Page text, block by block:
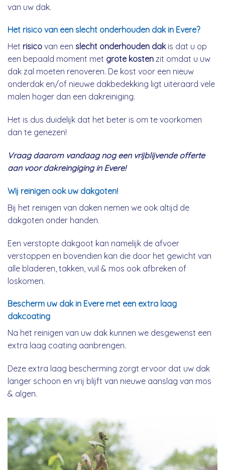
van uw dak.
Het risico van een slecht onderhouden dak in Evere?
Het risico van een slecht onderhouden dakis dat u op
een bepaald moment met grote kosten zit omdat u uw
dak zal moeten renoveren. De kost voor een nieuw
onderdak en/of nieuwe dakbedekking ligt uiteraard vele
malen hoger dan een dakreiniging.
Het is dus duidelijk dat het beter is om te voorkomen
dan te genezen!
Vraag daarom vandaag nog een vrijblijvende offerte
aan voor dakreingiging in Evere!
Wij reinigen ook uw dakgoten!
Bij het reinigen van daken nemen we ook altijd de
dakgoten onder handen.
Een verstopte dakgoot kan namelijk de afvoer
verstoppen en bovendien kan die door het gewicht van
alle bladeren, takken, vuil & mos ook afbreken of
loskomen.
Bescherm uw dak in Evere met een extra laag
dakcoating
Na het reinigen van uw dak kunnen we desgewenst een
extra laag coating aanbrengen.
Deze extra laag bescherming zorgt ervoor dat uw dak
langer schoon en vrij blijft van nieuwe aanslag van mos
& algen.